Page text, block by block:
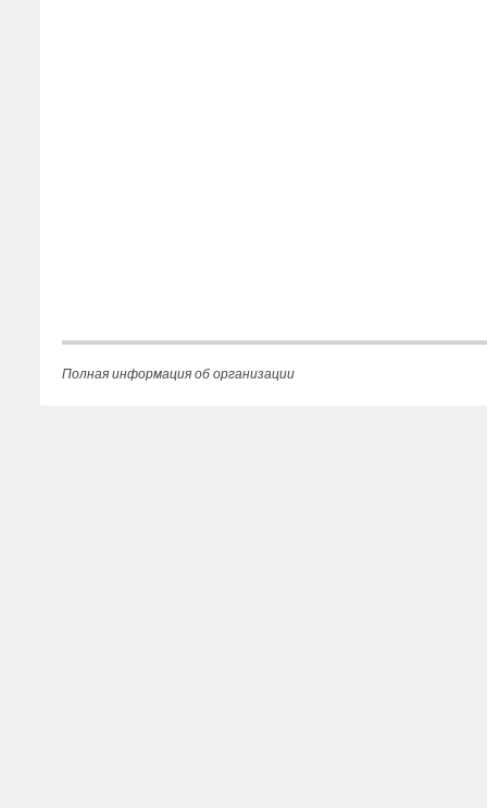
Полная информация об организации